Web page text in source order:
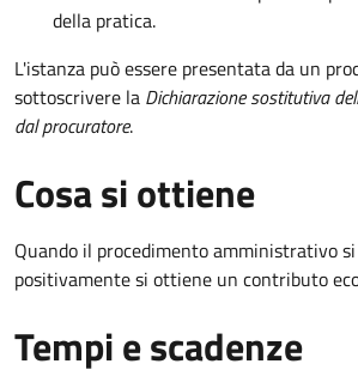
della pratica.
L'istanza può essere presentata da un
sottoscrivere la Dichiarazione sostitutiva
dal procuratore.
Cosa si ottiene
Quando il procedimento amministrativo
positivamente si ottiene un contributo
Tempi e scadenze